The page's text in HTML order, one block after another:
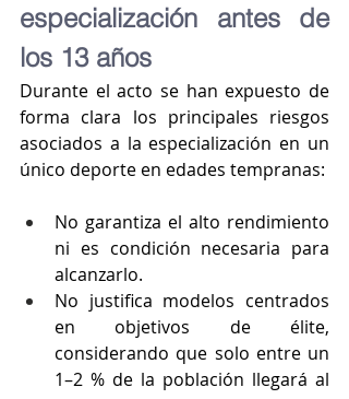
especialización antes de
los 13 años
Durante el acto se han expuesto de
forma clara los principales riesgos
asociados a la especialización en un
único deporte en edades tempranas:
No garantiza el alto rendimiento
ni es condición necesaria para
alcanzarlo.
No justifica modelos centrados
en objetivos de élite,
considerando que solo entre un
1–2 % de la población llegará al